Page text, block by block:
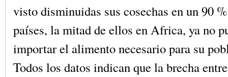
visto disminuidas sus cosechas en un 90
países, la mitad de ellos en Africa, ya no
importar el alimento necesario para su
Todos los datos indican que la brecha